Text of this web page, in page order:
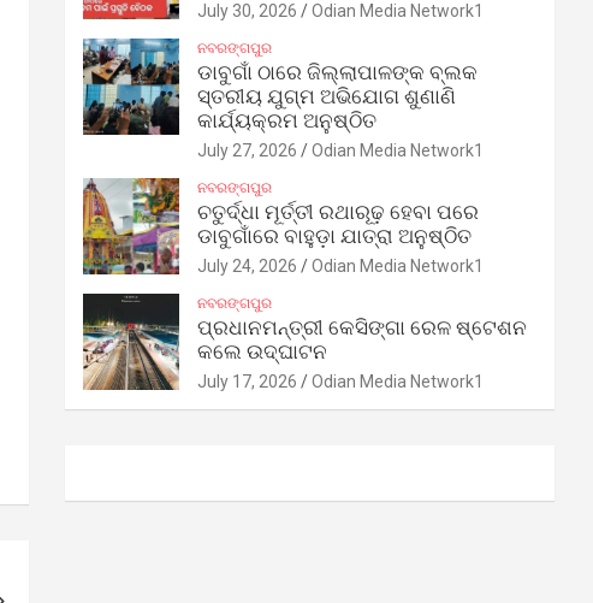
July 30, 2026 Odian Media Network1
ନବରଙ୍ଗପୁର
ଡାବୁଗାଁ ଠାରେ ଜିଲ୍ଲାପାଳଙ୍କ ବ୍ଲକ
ସ୍ତରୀୟ ଯୁଗ୍ମ ଅଭିଯୋଗ ଶୁଣାଣି
କାର୍ଯ୍ୟକ୍ରମ ଅନୁଷ୍ଠିତ
July 27, 2026 Odian Media Network1
ନବରଙ୍ଗପୁର
ଚତୁର୍ଦ୍ଧା ମୂର୍ତ୍ତୀ ରଥାରୂଢ଼ ହେବା ପରେ
ଡାବୁଗାଁରେ ବାହୁଡ଼ା ଯାତ୍ରା ଅନୁଷ୍ଠିତ
July 24, 2026 Odian Media Network1
ନବରଙ୍ଗପୁର
ପ୍ରଧାନମନ୍ତ୍ରୀ କେସିଙ୍ଗା ରେଳ ଷ୍ଟେଶନ
କଲେ ଉଦ୍‌ଘାଟନ
July 17, 2026 Odian Media Network1